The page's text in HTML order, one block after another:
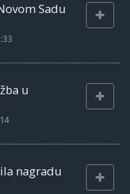
Sadu
u
nagradu